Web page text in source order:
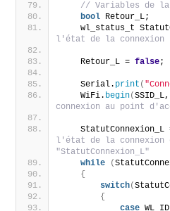
// Variables de
bool Retour_L;
wl_status_t
l'état de la connexion
    Retour_L =
false;
    Serial.
print (
    WiFi.
begin(SSID_L,
connexion au point
StatutConnexion_L
l'état de la connexion
"StatutConnexion_L"
while
(
{
switch(
{
case